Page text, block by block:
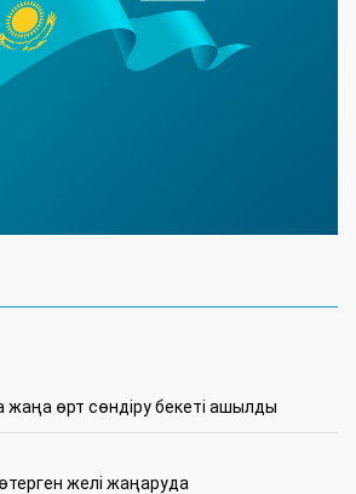
жаңа өрт сөндіру бекеті ашылды
желі жаңаруда